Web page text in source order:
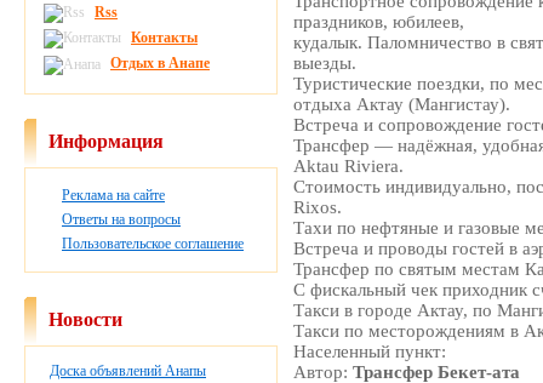
праздников, юбилеев,
кудалык. Паломничество в
выезды.
Туристические поездки, по
отдыха Актау (Мангистау).
Встреча и сопровождение
Трансфер — надёжная,
Aktau Riviera.
Стоимость индивидуально,
Rixos.
Тахи по нефтяные и газовые
Встреча и проводы гостей в
Трансфер по святым местам
С фискальный чек приходник
Такси в городе Актау, по
Такси по месторождениям в
Населенный пункт:
Автор:Трансфер Бекет-ата
Rss
Контакты
Отдых в Анапе
Информация
Реклама на сайте
Ответы на вопросы
Пользовательское соглашение
Новости
Доска объявлений Анапы